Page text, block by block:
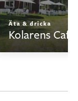
Äta & dricka
Kolarens Café